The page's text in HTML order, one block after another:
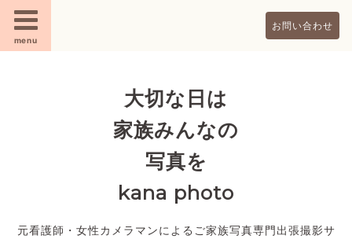
menu
お問い合わせ
大切な日は
家族みんなの
写真を
kana photo
元看護師・女性カメラマンによるご家族写真専門出張撮影サ